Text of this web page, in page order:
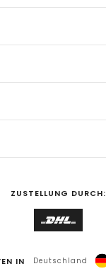
ZUSTELLUNG DURCH:
IN Deutschland